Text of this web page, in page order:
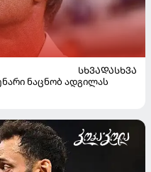
ᲡᲮᲕᲐᲓᲐᲡᲮᲕᲐ
ნაცნობ ადგილას